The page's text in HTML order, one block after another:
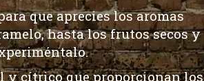
que aprecies los aromas
hasta los frutos secos y
y cítrico que proporcionan los